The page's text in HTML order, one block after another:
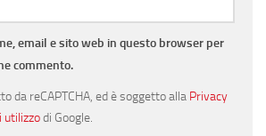
email e sito web in questo browser per
commento.
da reCAPTCHA, ed è soggetto alla Privacy
utilizzodi Google.